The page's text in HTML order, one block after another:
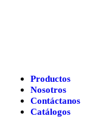
Productos
Nosotros
Contáctanos
Catálogos